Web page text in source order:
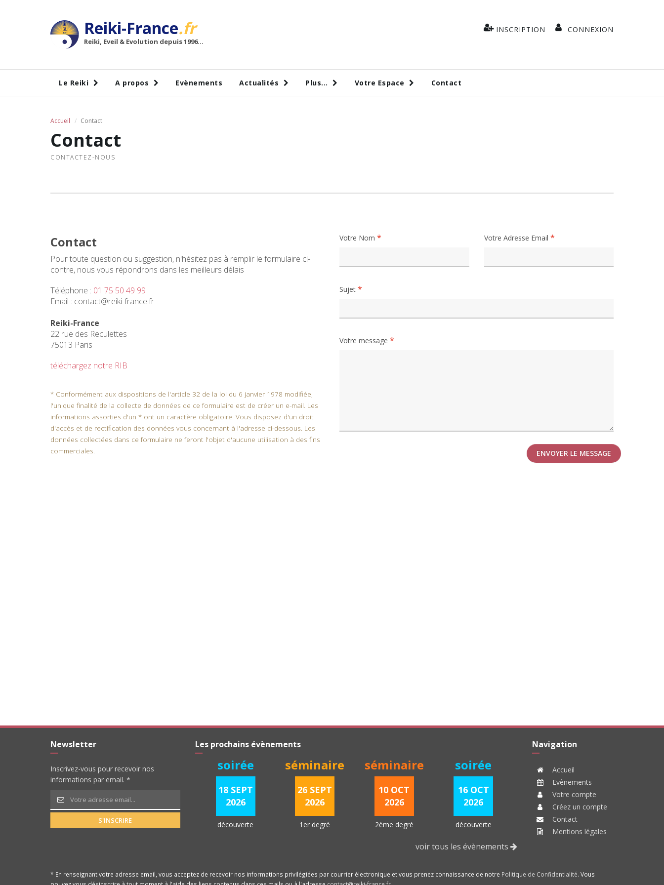
Reiki-France.fr
Reiki, Eveil & Evolution depuis 1996...
INSCRIPTION CONNEXION
Le Reiki A propos Evènements Actualités Plus... Votre Espace Contact
Accueil Contact
Contact
CONTACTEZ-NOUS
Contact
Pour toute question ou suggestion, n'hésitez pas à remplir le formulaire ci-
contre, nous vous répondrons dans les meilleurs délais
Téléphone : 01 75 50 49 99
Email : contact@reiki-france.fr
Reiki-France
22 rue des Reculettes
75013 Paris
téléchargez notre RIB
* Conformément aux dispositions de l'article 32 de la loi du 6 janvier 1978 modifiée,
l'unique finalité de la collecte de données de ce formulaire est de créer un e-mail. Les
informations assorties d'un * ont un caractère obligatoire. Vous disposez d'un droit
d'accès et de rectification des données vous concernant à l'adresse ci-dessous. Les
données collectées dans ce formulaire ne feront l'objet d'aucune utilisation à des fins
commerciales.
Votre Nom Votre Adresse Email
Sujet
Votre message
ENVOYER LE MESSAGE
Newsletter
Inscrivez-vous pour recevoir nos
informations par email. *
S'INSCRIRE
Les prochains évènements
soirée
18 SEPT
2026
découverte
séminaire
26 SEPT
2026
1er degré
séminaire
10 OCT
2026
2ème degré
soirée
16 OCT
2026
découverte
voir tous les évènements
Navigation
Accueil
Evènements
Votre compte
Créez un compte
Contact
Mentions légales
* En renseignant votre adresse email, vous acceptez de recevoir nos informations privilégiées par courrier électronique et vous prenez connaissance de notre Politique de Confidentialité. Vous